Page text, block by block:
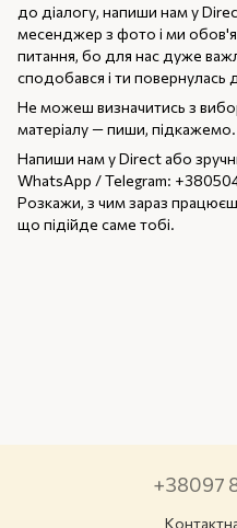
до діалогу, напиши нам у
месенджер з фото і ми
питання, бо для нас дуже
сподобався і ти повернулась
Не можеш визначитись з
матеріалу — пиши, підкажемо.
Напиши нам у Direct або
WhatsApp / Telegram:
Розкажи, з чим зараз
що підійде саме тобі.
+38097